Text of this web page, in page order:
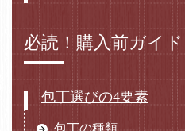
必読！購入前ガイド
包丁選びの4要素